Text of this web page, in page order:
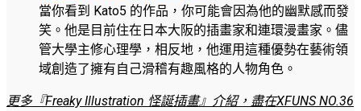
當你看到 Kato5 的作品，你可能會因為他的幽默感而發
笑。他是目前住在日本大阪的插畫家和連環漫畫家。儘
管大學主修心理學，相反地，他運用這種優勢在藝術領
域創造了擁有自己滑稽有趣風格的人物角色。
更多『Freaky Illustration 怪誕插畫』介紹，盡在XFUNS NO.36